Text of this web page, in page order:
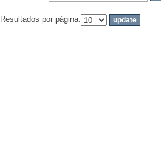
Resultados por página: